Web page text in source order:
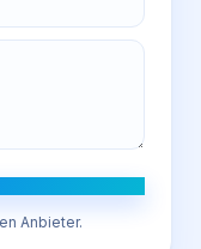
Anbieter.